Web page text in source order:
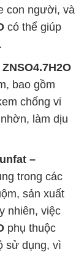
con người, và
có thể giúp
bao gồm
chống vi
làm dịu
–
trong các
sản xuất
nhiên, việc
phụ thuộc
sử dụng, vì